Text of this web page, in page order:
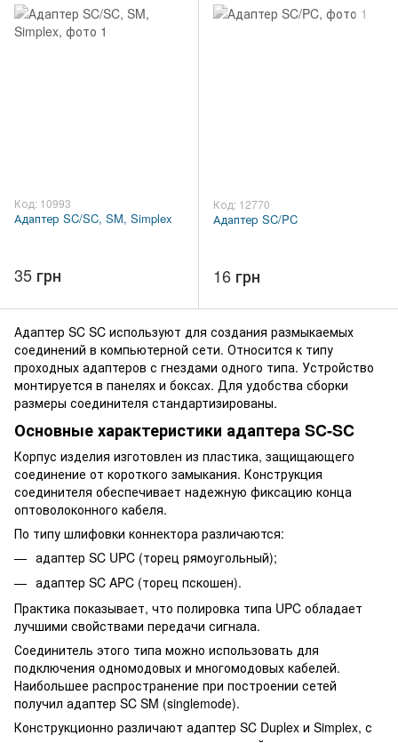
Код: 10993
Адаптер SC/SC, SM, Simplex
35 грн
Код: 12770
Адаптер SC/PC
16 грн
Адаптер SC SC используют для создания размыкаемых
соединений в компьютерной сети. Относится к типу
проходных адаптеров с гнездами одного типа. Устройство
монтируется в панелях и боксах. Для удобства сборки
размеры соединителя стандартизированы.
Основные характеристики адаптера SC-SC
Корпус изделия изготовлен из пластика, защищающего
соединение от короткого замыкания. Конструкция
соединителя обеспечивает надежную фиксацию конца
оптоволоконного кабеля.
По типу шлифовки коннектора различаются:
адаптер SC UPC (торец рямоугольный);
адаптер SC APC (торец пскошен).
Практика показывает, что полировка типа UPC обладает
лучшими свойствами передачи сигнала.
Соединитель этого типа можно использовать для
подключения одномодовых и многомодовых кабелей.
Наибольшее распространение при построении сетей
получил адаптер SC SM (singlemode).
Конструкционно различают адаптер SC Duplex и Simplex, с